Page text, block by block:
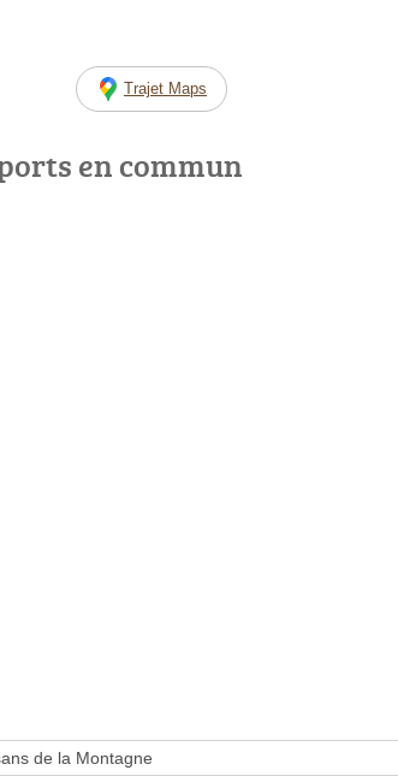
Trajet Maps
en commun
de la Montagne